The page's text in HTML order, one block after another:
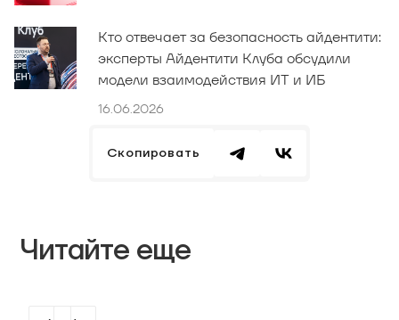
Кто отвечает за безопасность айдентити:
эксперты Айдентити Клуба обсудили
модели взаимодействия ИТ и ИБ
16.06.2026
Скопировать
Читайте еще